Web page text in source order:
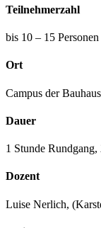
Teilnehmerzahl
bis 10 – 15 Personen
Ort
Campus der
Dauer
1 Stunde
Dozent
Luise Nerlich,